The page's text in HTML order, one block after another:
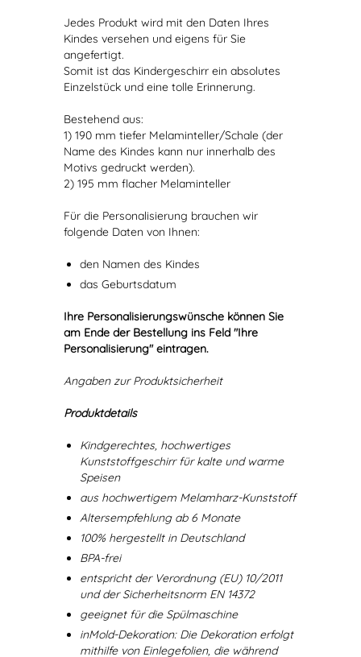
Jedes Produkt wird mit den Daten Ihres
Kindes versehen und eigens für Sie
angefertigt.
Somit ist das Kindergeschirr ein absolutes
Einzelstück und eine tolle Erinnerung.
Bestehend aus:
1) 190 mm tiefer Melaminteller/Schale (der
Name des Kindes kann nur innerhalb des
Motivs gedruckt werden).
2) 195 mm flacher Melaminteller
Für die Personalisierung brauchen wir
folgende Daten von Ihnen:
den Namen des Kindes
das Geburtsdatum
Ihre Personalisierungswünsche können Sie
am Ende der Bestellung ins Feld "Ihre
Personalisierung" eintragen.
Angaben zur Produktsicherheit
Produktdetails
Kindgerechtes, hochwertiges
Kunststoffgeschirr für kalte und warme
Speisen
aus hochwertigem Melamharz-Kunststoff
Altersempfehlung ab 6 Monate
100% hergestellt in Deutschland
BPA-frei
entspricht der Verordnung (EU) 10/2011
und der Sicherheitsnorm EN 14372
geeignet für die Spülmaschine
inMold-Dekoration: Die Dekoration erfolgt
mithilfe von Einlegefolien, die während